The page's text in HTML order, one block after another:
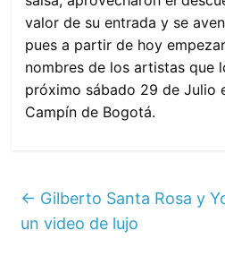
valor de su entrada y se
pues a partir de hoy
nombres de los artistas que
próximo sábado 29 de Julio
Campín de Bogotá.
← Gilberto Santa Rosa y
un video de lujo